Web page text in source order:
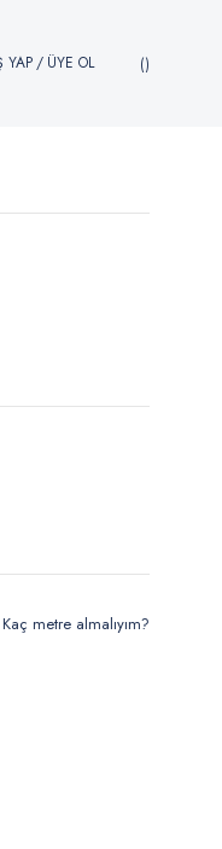
YAP/ ÜYE OL
Kaç metre almalıyım?